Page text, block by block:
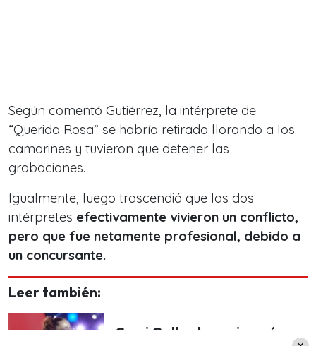
Según comentó Gutiérrez, la intérprete de
“Querida Rosa” se habría retirado llorando a los
camarines y tuvieron que detener las
grabaciones.
Igualmente, luego trascendió que las dos
intérpretes efectivamente vivieron un conflicto,
pero que fue netamente profesional, debido a
un concursante.
Leer también:
Cami Gallardo se sinceró